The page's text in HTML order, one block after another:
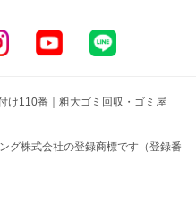
け110番｜粗大ゴミ回収・ゴミ屋
グ株式会社の登録商標です（登録番